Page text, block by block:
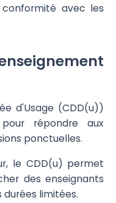
avec les
d'Usage (CDD(u))
répondre aux
ponctuelles.
le CDD(u) permet
des enseignants
limitées.